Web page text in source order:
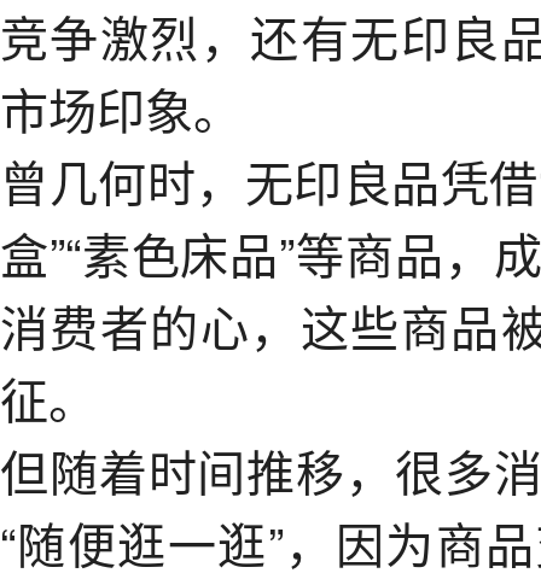
竞争激烈，还有无印良
市场印象。
曾几何时，无印良品凭
盒”“素色床品”等商品，
消费者的心，这些商品
征。
但随着时间推移，很多
“随便逛一逛”，因为商